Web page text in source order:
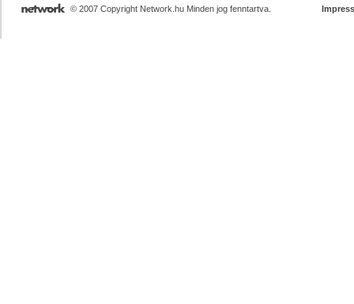
© 2007 Copyright Network.hu Minden jog fenntartva.